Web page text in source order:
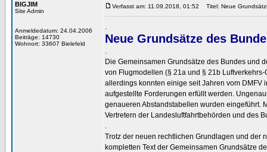
BIGJIM
Site Admin
Anmeldedatum: 24.04.2006
Beiträge: 14730
Wohnort: 33607 Bielefeld
Verfasst am: 11.09.2018, 01:52 Titel: Neue
.
Neue Grundsätze des
.
Die Gemeinsamen Grundsätze des Bundes und
von Flugmodellen (§ 21a und § 21b
allerdings konnten einige seit Jahren vom
aufgestellte Forderungen erfüllt werden.
genaueren Abstandstabellen wurden eingeführt.
Vertretern der Landesluftfahrtbehörden und des
.
Trotz der neuen rechtlichen Grundlagen und der
kompletten Text der Gemeinsamen Grundsätze